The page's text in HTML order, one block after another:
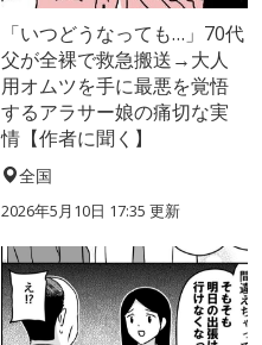
「いつどうなっても…」70代
父が全裸で救急搬送→大人
用オムツを手に最悪を覚悟
するアラサー娘の痛切な実
情【作者に聞く】
全国
2026年5月10日 17:35 更新